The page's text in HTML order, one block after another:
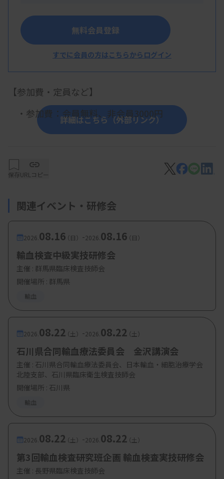
・講演：認定輸血検査技師試験を受験して
内田有咲（熊本赤十字病院）
【参加費・定員など】
・参加費：会員無料、非会員3000円
詳細はこちら（外部リンク）
無料会員登録
すでに会員の方はこちらからログイン
保存URLコピー
関連イベント・研修会
2026. 08.16（日） -2026. 08.16（日）
輸血検査中級実技研修会
主催 : 群馬県臨床検査技師会
開催場所 : 群馬県
輸血
2026. 08.22（土） -2026. 08.22（土）
石川県合同輸血療法委員会 金沢講演会
主催 : 石川県合同輸血療法委員会、日本輸血・細胞治療学会
北陸支部、石川県臨床衛生検査技師会
開催場所 : 石川県
輸血
2026. 08.22（土） -2026. 08.22（土）
第3回輸血検査研究班企画 輸血検査実技研修会
主催 : 長野県臨床検査技師会